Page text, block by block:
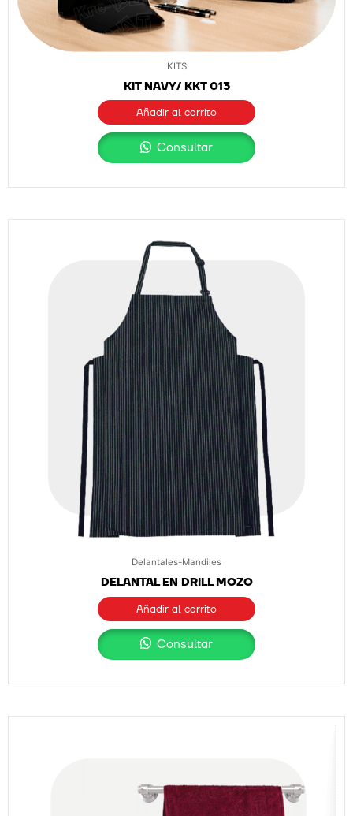
KITS
KIT NAVY/ KKT 013
Añadir al carrito
Consultar
Delantales-Mandiles
DELANTAL EN DRILL MOZO
Añadir al carrito
Consultar